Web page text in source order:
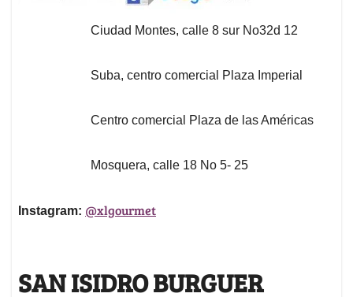
Ciudad Montes, calle 8 sur No32d 12
Suba, centro comercial Plaza Imperial
Centro comercial Plaza de las Américas
Mosquera, calle 18 No 5- 25
Instagram: @xlgourmet
SAN ISIDRO BURGUER